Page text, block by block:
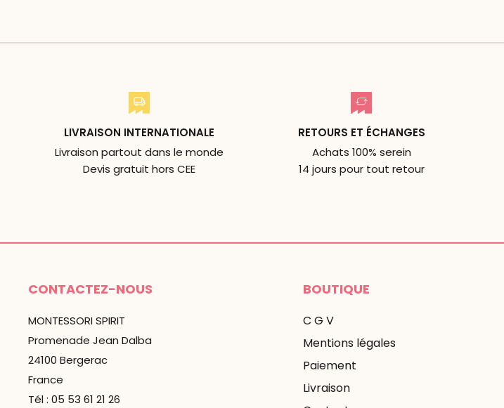
LIVRAISON INTERNATIONALE
Livraison partout dans le monde
Devis gratuit hors CEE
RETOURS ET ÉCHANGES
Achats 100% serein
14 jours pour tout retour
CONTACTEZ-NOUS
MONTESSORI SPIRIT
Promenade Jean Dalba
24100 Bergerac
France
Tél : 05 53 61 21 26
BOUTIQUE
C G V
Mentions légales
Paiement
Livraison